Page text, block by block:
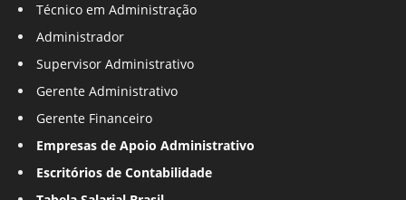
Técnico em Administração
Administrador
Supervisor Administrativo
Gerente Administrativo
Gerente Financeiro
Empresas de Apoio Administrativo
Escritórios de Contabilidade